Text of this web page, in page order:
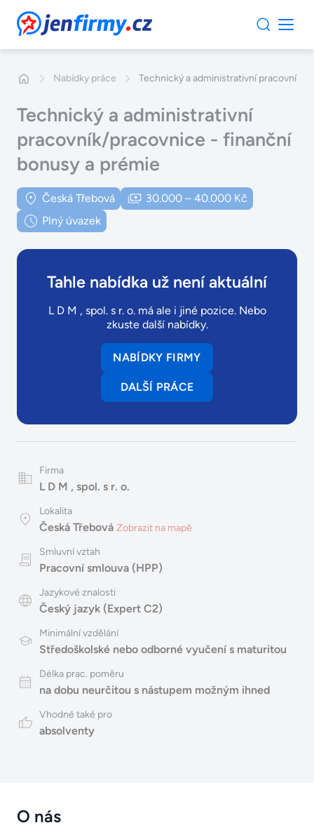
JenFirmy.cz
Nabídky práce Technický a administrativní pracovník/
Technický a administrativní
pracovník/pracovnice - finanční
bonusy a prémie
Česká Třebová
30.000 – 40.000 Kč
Plný úvazek
Tahle nabídka už není aktuální
L D M , spol. s r. o. má ale i jiné pozice. Nebo
zkuste další nabídky.
NABÍDKY FIRMY
DALŠÍ PRÁCE
Firma
L D M , spol. s r. o.
Lokalita
Česká Třebová Zobrazit na mapě
Smluvní vztah
Pracovní smlouva (HPP)
Jazykové znalosti
Český jazyk (Expert C2)
Minimální vzdělání
Středoškolské nebo odborné vyučení s maturitou
Délka prac. poměru
na dobu neurčitou s nástupem možným ihned
Vhodné také pro
absolventy
O nás